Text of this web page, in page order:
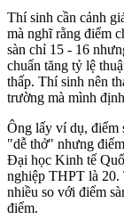
Thí sinh cần cảnh
mà nghĩ rằng điểm
sàn chỉ 15 - 16
chuẩn tăng tỷ lệ
thấp. Thí sinh nên
trường mà mình
Ông lấy ví dụ, điểm
"dễ thở" nhưng
Đại học Kinh tế
nghiệp THPT là 20.
nhiều so với điểm
điểm.